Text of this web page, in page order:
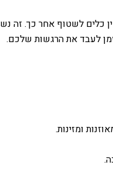
כלים לשטוף אחר כך. זה
זמן לעבד את הרגשות שלכם.
ומזינות.